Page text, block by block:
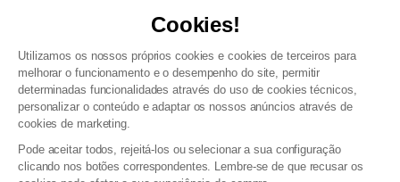
Cookies!
Utilizamos os nossos próprios cookies e cookies de terceiros para
melhorar o funcionamento e o desempenho do site, permitir
determinadas funcionalidades através do uso de cookies técnicos,
personalizar o conteúdo e adaptar os nossos anúncios através de
cookies de marketing.
Pode aceitar todos, rejeitá-los ou selecionar a sua configuração
clicando nos botões correspondentes. Lembre-se de que recusar os
Termos e Condições Gerais de Venda e Aviso Legal
Gestão de dados pessoais e política de cookies
Termos e condições gerais de venda pro